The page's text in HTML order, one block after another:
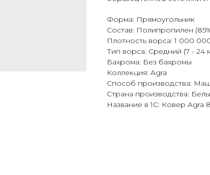
Форма: Прямоугольник
Состав: Полипропилен
Плотность ворса: 1 000
Тип ворса: Средний (7 - 24
Бахрома: Без бахромы
Коллекция: Agra
Способ производства:
Страна производства:
Название в 1С: Ковер Agra